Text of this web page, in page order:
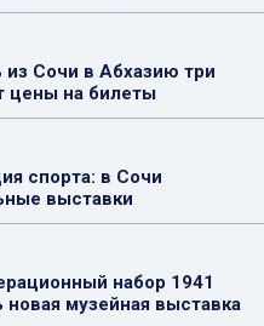
из Сочи в Абхазию три
цены на билеты
спорта: в Сочи
выставки
набор 1941
музейная выставка